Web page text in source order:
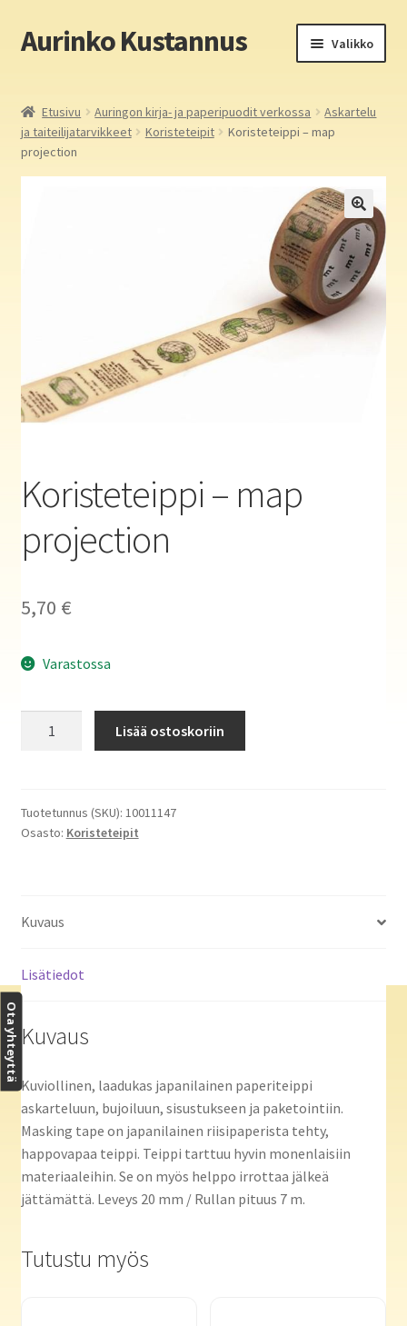
Siirry
navigointiin
Siirry
sisältöön
Aurinko Kustannus Valikko
Yritys
tason
Auringon kirja- ja paperipuodit verkossa
Media
Haluatko kirjailijaksi?
Etusivu Auringon kirja- ja paperipuodit verkossa
Askartelu
ja taiteilijatarvikkeet
Koristeteipit
Koristeteippi – map
projection
Koristeteippi – map
projection
5,70 €
Varastossa
määrä
Lisää ostoskoriin
Tuotetunnus (SKU): 10011147
Osasto: Koristeteipit
Kuvaus
Lisätiedot
Kuvaus
Kuviollinen, laadukas japanilainen paperiteippi
askarteluun, bujoiluun, sisustukseen ja paketointiin.
Masking tape on japanilainen riisipaperista tehty,
happovapaa teippi. Teippi tarttuu hyvin monenlaisiin
materiaaleihin. Se on myös helppo irrottaa jälkeä
jättämättä. Leveys 20 mm / Rullan pituus 7 m.
Tutustu myös
Ota yhteyttä